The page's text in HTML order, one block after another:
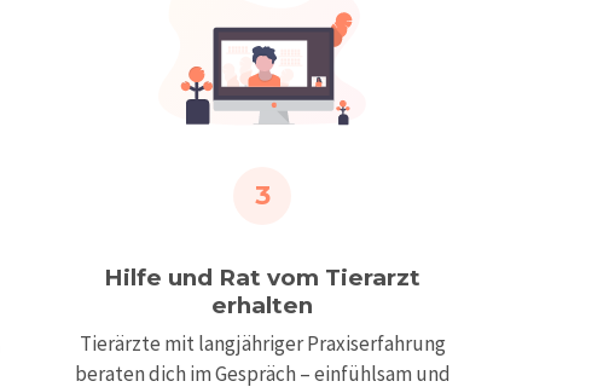
3
Hilfe und Rat vom Tierarzt
erhalten
Tierärzte mit langjähriger Praxiserfahrung
beraten dich im Gespräch – einfühlsam und